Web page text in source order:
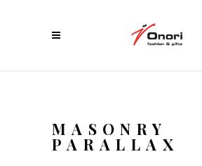
MASONRY
PARALLAX